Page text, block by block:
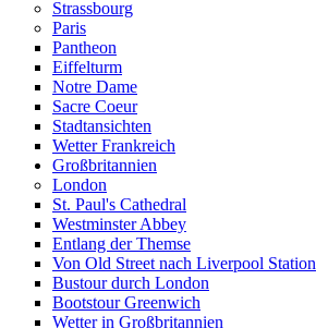
Strassbourg
Paris
Pantheon
Eiffelturm
Notre Dame
Sacre Coeur
Stadtansichten
Wetter Frankreich
Großbritannien
London
St. Paul's Cathedral
Westminster Abbey
Entlang der Themse
Von Old Street nach Liverpool Station
Bustour durch London
Bootstour Greenwich
Wetter in Großbritannien